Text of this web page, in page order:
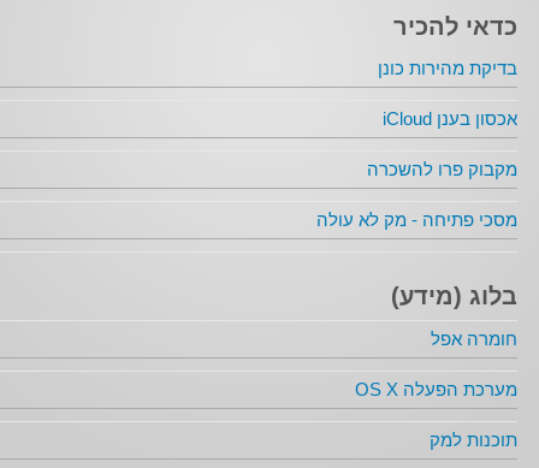
כדאי להכיר
בדיקת מהירות כונן
אכסון בענן iCloud
מקבוק פרו להשכרה
מסכי פתיחה - מק לא עולה
בלוג (מידע)
חומרה אפל
מערכת הפעלה OS X
תוכנות למק